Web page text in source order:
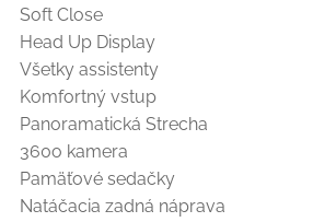
Soft Close
Head Up Display
Všetky assistenty
Komfortný vstup
Panoramatická Strecha
360o kamera
Pamäťové sedačky
Natáčacia zadná náprava